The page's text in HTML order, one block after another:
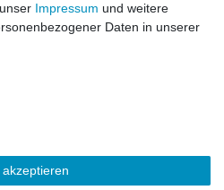
Impressum und weitere
Daten in unserer
akzeptieren